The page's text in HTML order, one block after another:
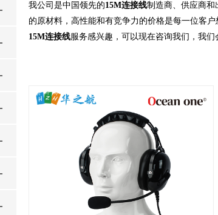
我公司是中国领先的15M连接线制造商、供应商和
的原材料，高性能和有竞争力的价格是每一位客
15M连接线服务感兴趣，可以现在咨询我们，我们